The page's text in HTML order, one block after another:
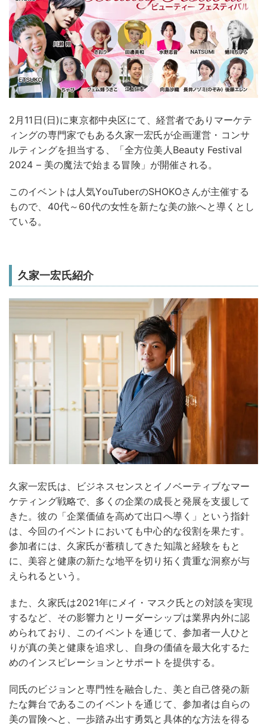
2月11日(日)に東京都中央区にて、経営者でありマーケテ
ィングの専門家でもある久家一宏氏が企画運営・コンサ
ルティングを担当する、「全方位美人Beauty Festival
2024 – 美の魔法で始まる冒険」が開催される。
このイベントは人気YouTuberのSHOKOさんが主催する
もので、40代～60代の女性を新たな美の旅へと導くとし
ている。
久家一宏氏紹介
久家一宏氏は、ビジネスセンスとイノベーティブなマー
ケティング戦略で、多くの企業の成長と発展を支援して
きた。彼の「企業価値を高めて出口へ導く」という指針
は、今回のイベントにおいても中心的な役割を果たす。
参加者には、久家氏が蓄積してきた知識と経験をもと
に、美容と健康の新たな地平を切り拓く貴重な洞察が与
えられるという。
また、久家氏は2021年にメイ・マスク氏との対談を実現
するなど、その影響力とリーダーシップは業界内外に認
められており、このイベントを通じて、参加者一人ひと
りが真の美と健康を追求し、自身の価値を最大化するた
めのインスピレーションとサポートを提供する。
同氏のビジョンと専門性を融合した、美と自己啓発の新
たな舞台であるこのイベントを通じて、参加者は自らの
美の冒険へと、一歩踏み出す勇気と具体的な方法を得る